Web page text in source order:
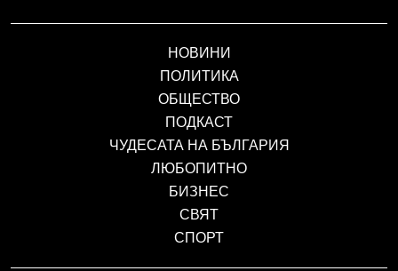
НОВИНИ
ПОЛИТИКА
ОБЩЕСТВО
ПОДКАСТ
ЧУДЕСАТА НА БЪЛГАРИЯ
ЛЮБОПИТНО
БИЗНЕС
СВЯТ
СПОРТ